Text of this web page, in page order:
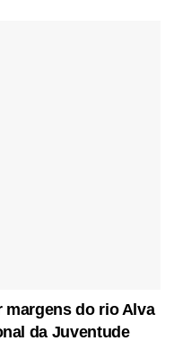
margens do rio Alva
da Juventude